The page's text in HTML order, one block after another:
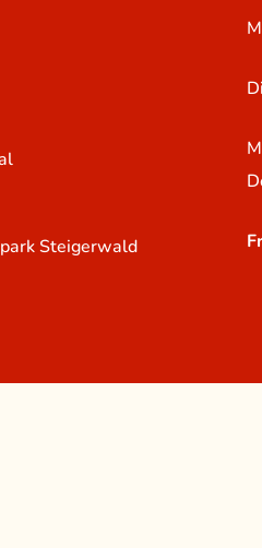
Steigerwald